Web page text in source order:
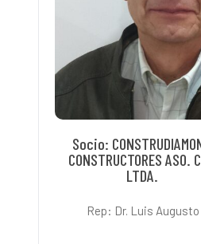
Socio:
CONSTRUCTORES ASO.
LTDA.
Rep: Dr. Luis